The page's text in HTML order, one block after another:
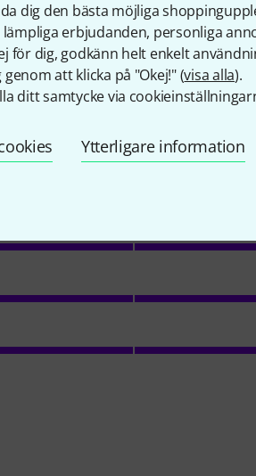
dig den bästa möjliga
erbjudanden, personliga
för dig, godkänn helt enkelt
att klicka på "Okej!" (visa alla).
ditt samtycke via
Ytterligare information